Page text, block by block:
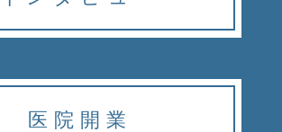
医院開業